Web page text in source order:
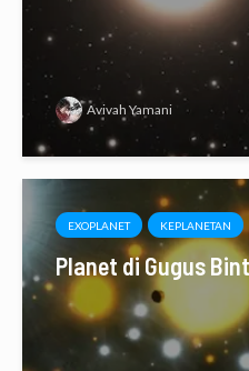
Avivah Yamani
EXOPLANET KEPLANETAN
Planet di Gugus